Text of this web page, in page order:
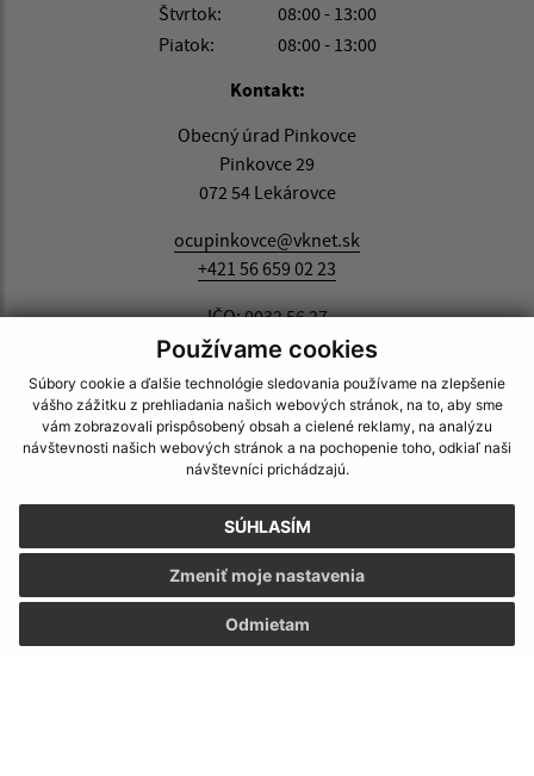
Používame cookies
Súbory cookie a ďalšie technológie sledovania používame na zlepšenie
vášho zážitku z prehliadania našich webových stránok, na to, aby sme
vám zobrazovali prispôsobený obsah a cielené reklamy, na analýzu
návštevnosti našich webových stránok a na pochopenie toho, odkiaľ naši
návštevníci prichádzajú.
SÚHLASÍM
Odmietam
Zmeniť moje nastavenia
Štvrtok:
08:00 - 13:00
Piatok:
08:00 - 13:00
Kontakt:
Obecný úrad Pinkovce
Pinkovce 29
072 54 Lekárovce
ocupinkovce@vknet.sk
+421 56 659 02 23
IČO: 0032 56 27